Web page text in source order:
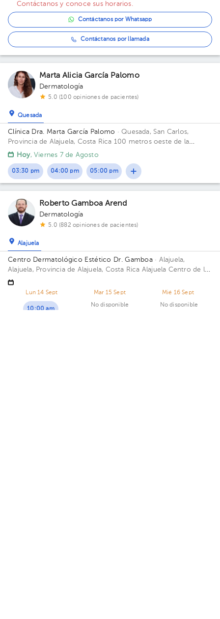
Contáctanos y conoce sus horarios.
Contáctanos por Whatsapp
Contáctanos por llamada
Marta Alicia García Palomo
Dermatología
5.0 (100 opiniones de pacientes)
Quesada
Clínica Dra. Marta García Palomo · Quesada, San Carlos,
Provincia de Alajuela, Costa Rica 100 metros oeste de la
Panadería Musmanni, frente al Hospital de San Carlos, edificio
Hoy, Viernes 7 de Agosto
03:30 pm 04:00 pm 05:00 pm
Roberto Gamboa Arend
Dermatología
5.0 (882 opiniones de pacientes)
Alajuela
Centro Dermatológico Estético Dr. Gamboa · Alajuela,
Alajuela, Provincia de Alajuela, Costa Rica Alajuela Centro de la
Heladería POPS catedral 100mts N 25mts este
Lun 14 Sept
10:00 am
Mar 15 Sept
No disponible
Mié 16 Sept
No disponible